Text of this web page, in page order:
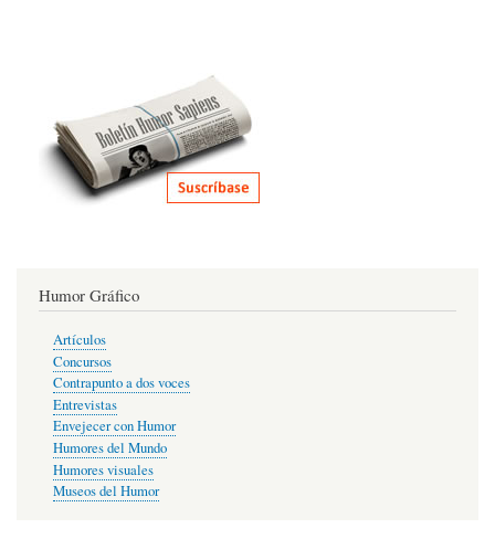
Humor Gráfico
Artículos
Concursos
Contrapunto a dos voces
Entrevistas
Envejecer con Humor
Humores del Mundo
Humores visuales
Museos del Humor